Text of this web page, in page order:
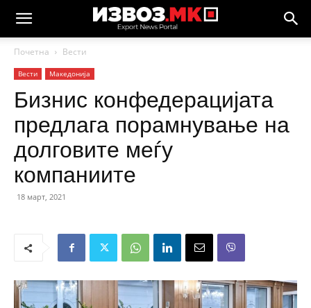
Почетна Вести
Вести Македонија
Бизнис конфедерацијата
предлага порамнување на
долговите меѓу
компаниите
18 март, 2021